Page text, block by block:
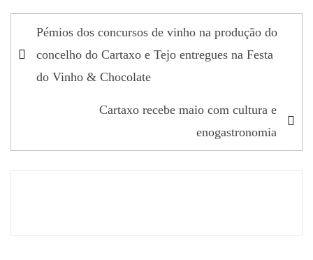
Navegação
de
artigos
Pémios dos concursos de vinho na produção do
concelho do Cartaxo e Tejo entregues na Festa
do Vinho & Chocolate
Cartaxo recebe maio com cultura e
enogastronomia